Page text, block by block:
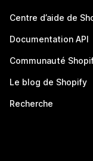
Centre d’aide de
Documentation API
Communauté
Le blog de Shopify
Recherche